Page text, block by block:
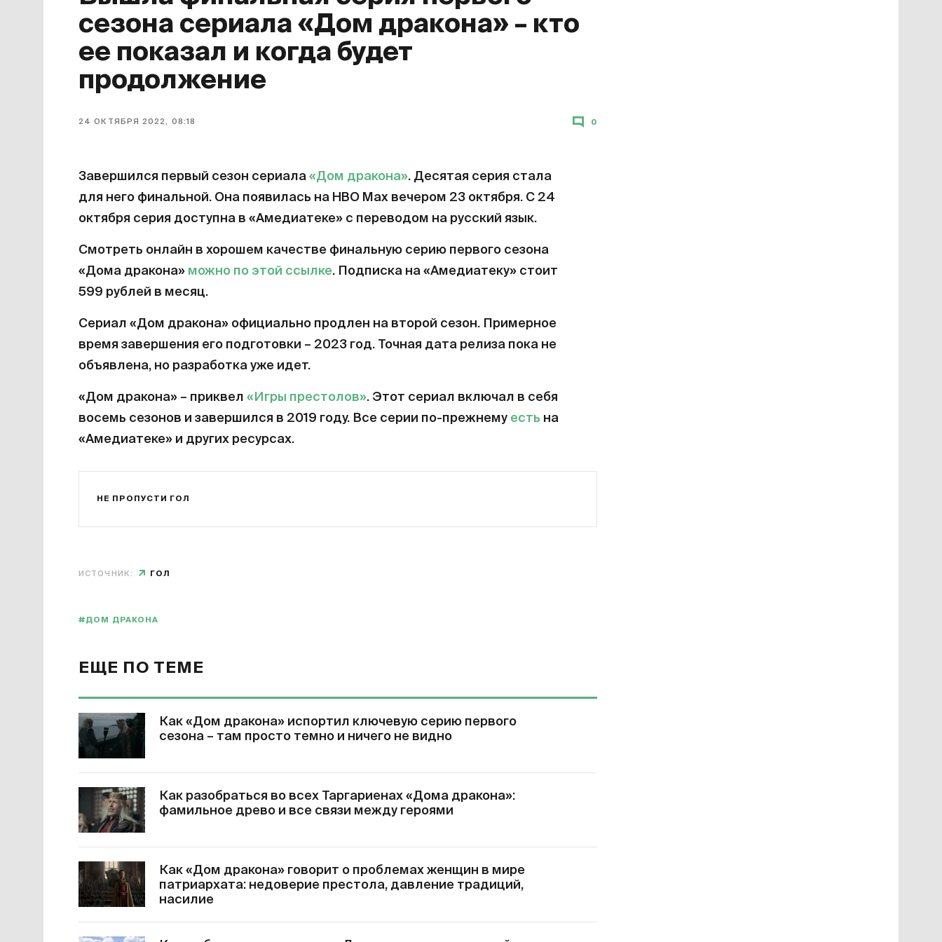
сезона сериала «Дом дракона» – кто
ее показал и когда будет
продолжение
24 ОКТЯБРЯ 2022, 08:18 0
Завершился первый сезон сериала «Дом дракона». Десятая серия стала
для него финальной. Она появилась на HBO Max вечером 23 октября. С 24
октября серия доступна в «Амедиатеке» с переводом на русский язык.
Смотреть онлайн в хорошем качестве финальную серию первого сезона
«Дома дракона» можно по этой ссылке. Подписка на «Амедиатеку» стоит
599 рублей в месяц.
Сериал «Дом дракона» официально продлен на второй сезон. Примерное
время завершения его подготовки – 2023 год. Точная дата релиза пока не
объявлена, но разработка уже идет.
«Дом дракона» – приквел «Игры престолов». Этот сериал включал в себя
восемь сезонов и завершился в 2019 году. Все серии по-прежнему есть на
«Амедиатеке» и других ресурсах.
НЕ ПРОПУСТИ ГОЛ
ИСТОЧНИК: ГОЛ
#ДОМ ДРАКОНА
ЕЩЕ ПО ТЕМЕ
Как «Дом дракона» испортил ключевую серию первого
сезона – там просто темно и ничего не видно
Как разобраться во всех Таргариенах «Дома дракона»:
фамильное древо и все связи между героями
Как «Дом дракона» говорит о проблемах женщин в мире
патриархата: недоверие престола, давление традиций,
насилие